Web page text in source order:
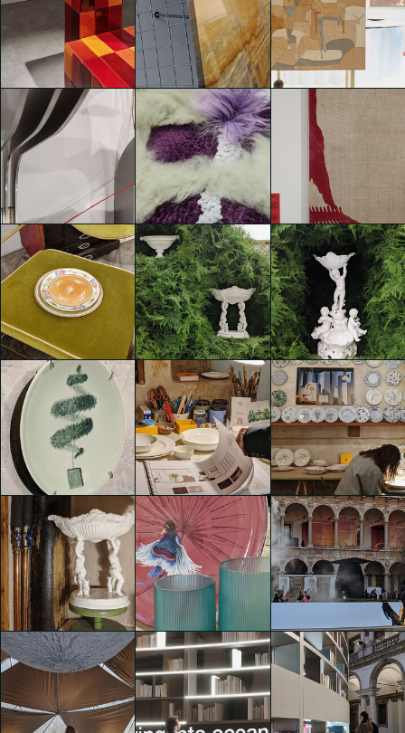
TOKUJIN YOSHIOKA –
Frozen
Clara Agustina
TOKUJIN YOSHIOKA –
Frozen
Clara Agustina
Scarabei
Clara Agustina
we+ - Unseen Objects /
Clara Agustina
CRASH
Clara Agustina
Budapest Select – A
VVoven View
Clara Agustina
Budapest Select – A
VVoven View
Clara Agustina
Budapest Select – A
VVoven View
Clara Agustina
Budapest Select – A
VVoven View
Clara Agustina
LABORATORIO
PARAVICINI x STUDIO
MARY LANNOX
PRESENTA JARDIN À
L'ITALIENNE
Clara Agustina
LABORATORIO
PARAVICINI x STUDIO
MARY LANNOX
PRESENTA JARDIN À
L'ITALIENNE
Clara Agustina
LABORATORIO
PARAVICINI x STUDIO
MARY LANNOX
PRESENTA JARDIN À
L'ITALIENNE
Clara Agustina
LABORATORIO
PARAVICINI x STUDIO
MARY LANNOX
PRESENTA JARDIN À
L'ITALIENNE
Clara Agustina
LABORATORIO
PARAVICINI x STUDIO
MARY LANNOX
PRESENTA JARDIN À
L'ITALIENNE
LABORATORIO
PARAVICINI x STUDIO
MARY LANNOX
PRESENTA JARDIN À
L'ITALIENNE
PARAVICINI x STUDIO
MARY LANNOX
PRESENTA JARDIN À
LABORATORIO
PARAVICINI x STUDIO
MARY LANNOX
PRESENTA JARDIN À
INTERNI CRE-ACTION -